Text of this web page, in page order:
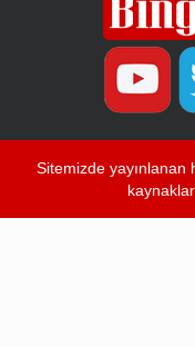
Sitemizde yayınlanan